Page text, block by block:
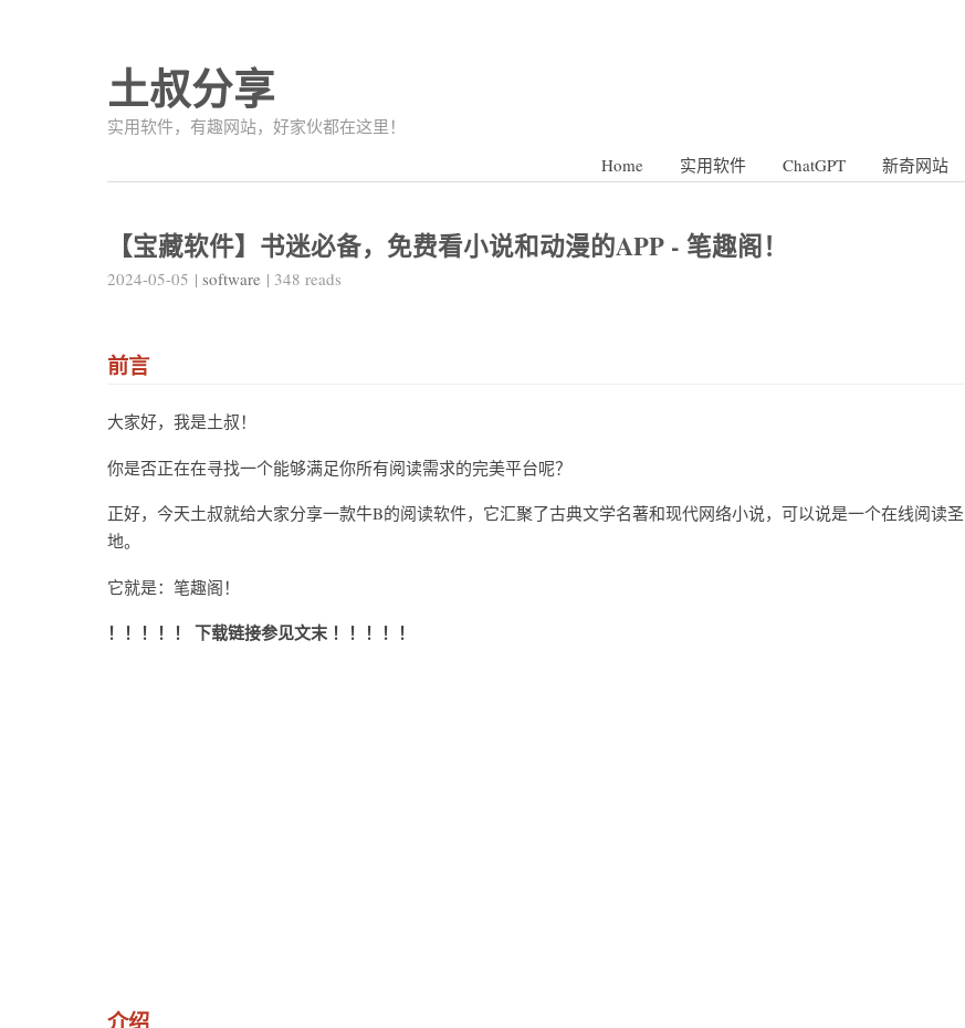
土叔分享
实用软件，有趣网站，好家伙都在这里！
Home
实用软件 ChatGPT 新奇网站
【宝藏软件】书迷必备，免费看小说和动漫的APP - 笔趣阁！
2024-05-05 | software | 348 reads
前言
大家好，我是土叔！
你是否正在在寻找一个能够满足你所有阅读需求的完美平台呢？
正好，今天土叔就给大家分享一款牛B的阅读软件，它汇聚了古典文学名著和现代网络小说，可以说是一个在线阅读圣
地。
它就是：笔趣阁！
！！！！！ 下载链接参见文末 ！！！！！
介绍